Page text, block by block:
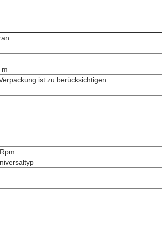
m
ist zu berücksichtigen.